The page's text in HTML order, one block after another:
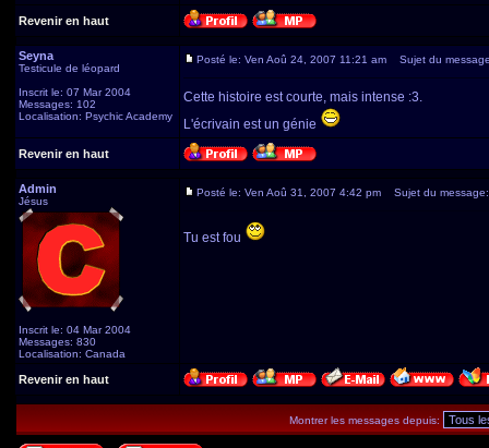
Revenir en haut
Seyna
Testicule de léopard
Inscrit le: 07 Mar 2004
Messages: 102
Localisation: Psychic Academy
Posté le: Ven Aoû 24, 2007 11:21 am Sujet du
Cette histoire est courte, mais intense :3.
L'écrivain est un génie
Revenir en haut
Admin
Jésus
Inscrit le: 04 Mar 2004
Messages: 830
Localisation: Canada
Posté le: Ven Aoû 31, 2007 4:42 pm Sujet du message:
Tu est fou
Revenir en haut
Montrer les messages depuis: